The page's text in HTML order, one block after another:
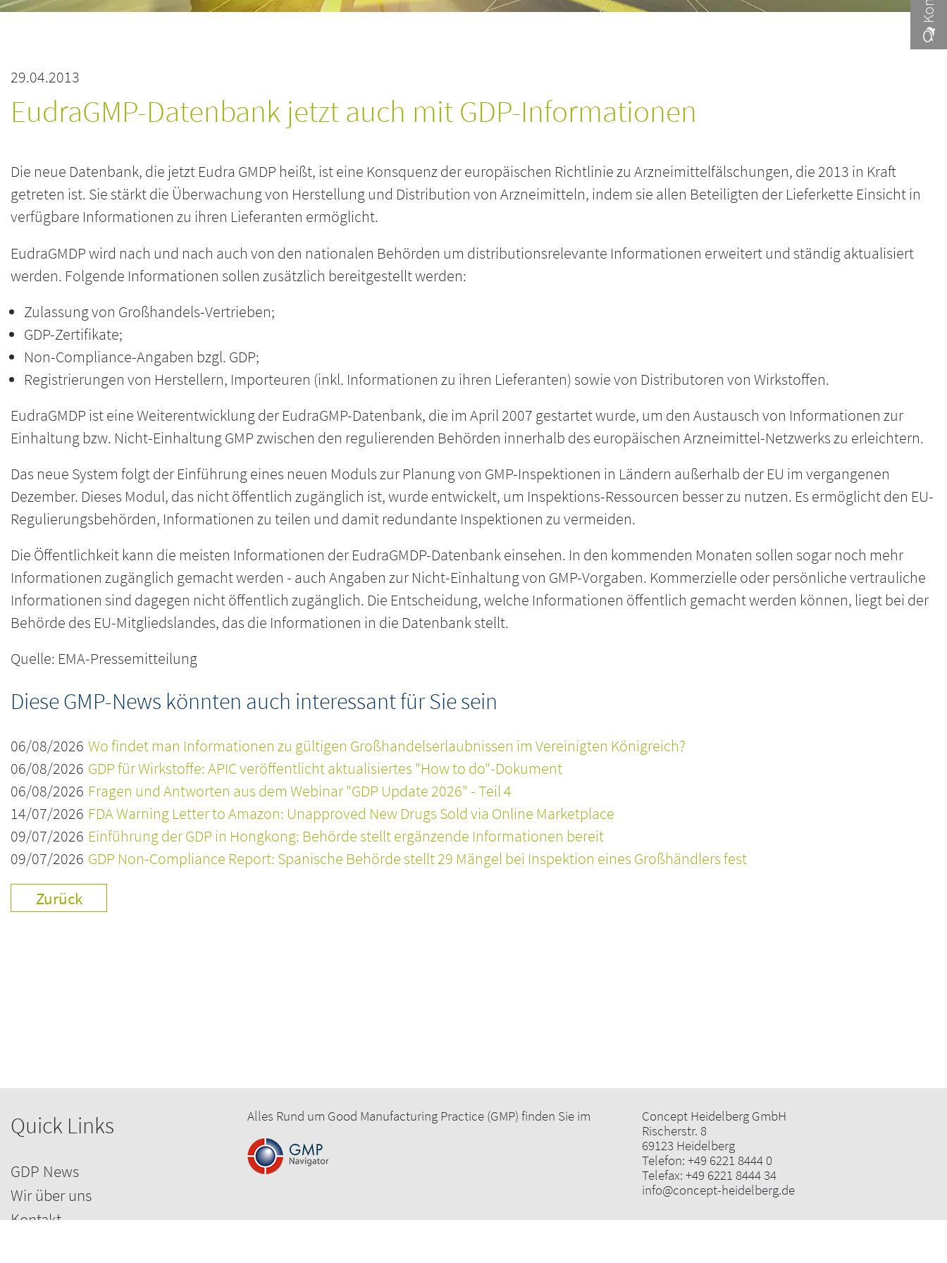
29.04.2013
EudraGMP-Datenbank jetzt auch mit GDP-Informationen
Die neue Datenbank, die jetzt Eudra GMDP heißt, ist eine Konsquenz der europäischen Richtlinie zu Arzneimittelfälschungen, die 2013 in Kraft
getreten ist. Sie stärkt die Überwachung von Herstellung und Distribution von Arzneimitteln, indem sie allen Beteiligten der Lieferkette Einsicht in
verfügbare Informationen zu ihren Lieferanten ermöglicht.
EudraGMDP wird nach und nach auch von den nationalen Behörden um distributionsrelevante Informationen erweitert und ständig aktualisiert
werden. Folgende Informationen sollen zusätzlich bereitgestellt werden:
Zulassung von Großhandels-Vertrieben;
GDP-Zertifikate;
Non-Compliance-Angaben bzgl. GDP;
Registrierungen von Herstellern, Importeuren (inkl. Informationen zu ihren Lieferanten) sowie von Distributoren von Wirkstoffen.
EudraGMDP ist eine Weiterentwicklung der EudraGMP-Datenbank, die im April 2007 gestartet wurde, um den Austausch von Informationen zur
Einhaltung bzw. Nicht-Einhaltung GMP zwischen den regulierenden Behörden innerhalb des europäischen Arzneimittel-Netzwerks zu erleichtern.
Das neue System folgt der Einführung eines neuen Moduls zur Planung von GMP-Inspektionen in Ländern außerhalb der EU im vergangenen
Dezember. Dieses Modul, das nicht öffentlich zugänglich ist, wurde entwickelt, um Inspektions-Ressourcen besser zu nutzen. Es ermöglicht den EU-
Regulierungsbehörden, Informationen zu teilen und damit redundante Inspektionen zu vermeiden.
Die Öffentlichkeit kann die meisten Informationen der EudraGMDP-Datenbank einsehen. In den kommenden Monaten sollen sogar noch mehr
Informationen zugänglich gemacht werden - auch Angaben zur Nicht-Einhaltung von GMP-Vorgaben. Kommerzielle oder persönliche vertrauliche
Informationen sind dagegen nicht öffentlich zugänglich. Die Entscheidung, welche Informationen öffentlich gemacht werden können, liegt bei der
Behörde des EU-Mitgliedslandes, das die Informationen in die Datenbank stellt.
Quelle: EMA-Pressemitteilung
Diese GMP-News könnten auch interessant für Sie sein
06/08/2026 Wo findet man Informationen zu gültigen Großhandelserlaubnissen im Vereinigten Königreich?
06/08/2026 GDP für Wirkstoffe: APIC veröffentlicht aktualisiertes "How to do"-Dokument
06/08/2026 Fragen und Antworten aus dem Webinar "GDP Update 2026" - Teil 4
14/07/2026 FDA Warning Letter to Amazon: Unapproved New Drugs Sold via Online Marketplace
09/07/2026 Einführung der GDP in Hongkong: Behörde stellt ergänzende Informationen bereit
09/07/2026 GDP Non-Compliance Report: Spanische Behörde stellt 29 Mängel bei Inspektion eines Großhändlers fest
Zurück
Quick Links
GDP News
Wir über uns
Kontakt
Alles Rund um Good Manufacturing Practice (GMP) finden Sie im
Concept Heidelberg GmbH
Rischerstr. 8
69123 Heidelberg
Telefon: +49 6221 8444 0
Telefax: +49 6221 8444 34
info@concept-heidelberg.de